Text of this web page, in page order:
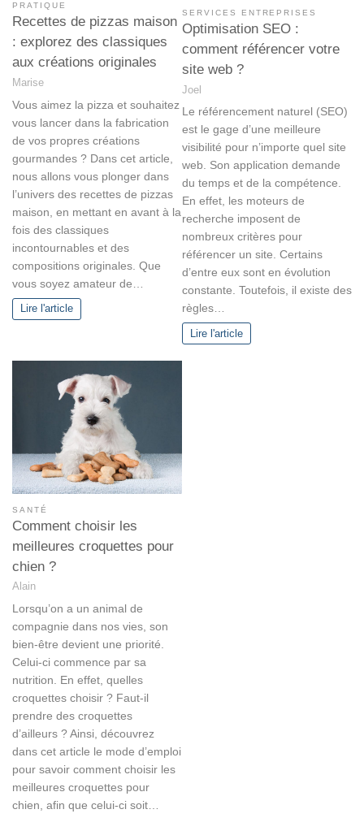
PRATIQUE
Recettes de pizzas maison
: explorez des classiques
aux créations originales
Marise
Vous aimez la pizza et souhaitez
vous lancer dans la fabrication
de vos propres créations
gourmandes ? Dans cet article,
nous allons vous plonger dans
l’univers des recettes de pizzas
maison, en mettant en avant à la
fois des classiques
incontournables et des
compositions originales. Que
vous soyez amateur de…
Lire l'article
SERVICES ENTREPRISES
Optimisation SEO :
comment référencer votre
site web ?
Joel
Le référencement naturel (SEO)
est le gage d’une meilleure
visibilité pour n’importe quel site
web. Son application demande
du temps et de la compétence.
En effet, les moteurs de
recherche imposent de
nombreux critères pour
référencer un site. Certains
d’entre eux sont en évolution
constante. Toutefois, il existe des
règles…
Lire l'article
SANTÉ
Comment choisir les
meilleures croquettes pour
chien ?
Alain
Lorsqu’on a un animal de
compagnie dans nos vies, son
bien-être devient une priorité.
Celui-ci commence par sa
nutrition. En effet, quelles
croquettes choisir ? Faut-il
prendre des croquettes
d’ailleurs ? Ainsi, découvrez
dans cet article le mode d’emploi
pour savoir comment choisir les
meilleures croquettes pour
chien, afin que celui-ci soit…